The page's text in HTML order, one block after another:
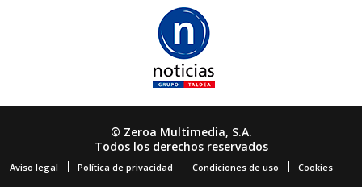
© Zeroa Multimedia, S.A.
Todos los derechos reservados
Aviso legal Política de privacidad Condiciones de uso Cookies